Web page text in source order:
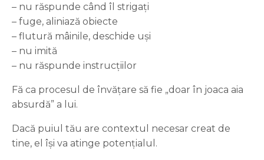
– nu răspunde când îl strigați
– fuge, aliniază obiecte
– flutură mâinile, deschide uși
– nu imită
– nu răspunde instrucțiilor
Fă ca procesul de învățare să fie „doar în joaca aia
absurdă” a lui.
Dacă puiul tău are contextul necesar creat de
tine, el își va atinge potențialul.